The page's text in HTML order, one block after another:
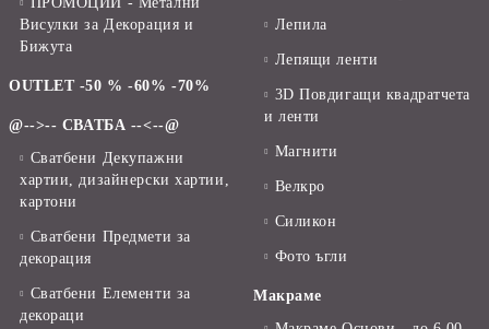
Висулки за Декорация и
Бижута
OUTLET -50 % -60% -70%
@-->-- СВАТБА --<--@
Сватбени Декупажни
хартии, дизайнерски хартии,
картони
Сватбени Предмети за
декорация
Сватбени Елементи за
декораци
Лепила
Лепящи ленти
3D Повдигащи квадратчета
и ленти
Магнити
Велкро
Силикон
Фото ъгли
Макраме